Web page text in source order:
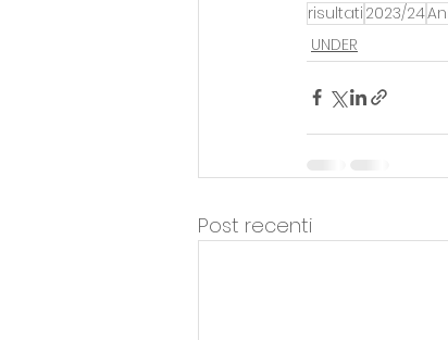
risultati 2023/24
UNDER
Post recenti